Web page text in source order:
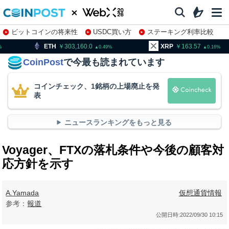
ビットコインの将来性 USDC買い方
ステーキング利率比較
株特集・関連銘柄
0.49 XRP 0.16 BNB
CoinPostで今最も読まれています
コインチェック、1銘柄の上場廃止を発
表
ニュースランキングをもっと見る
Voyager、FTXの落札条件や今後の顧客対
応方針を示す
A.Yamada
参考：報道
仮想通貨情報
公開日時:2022/09/30 10:15